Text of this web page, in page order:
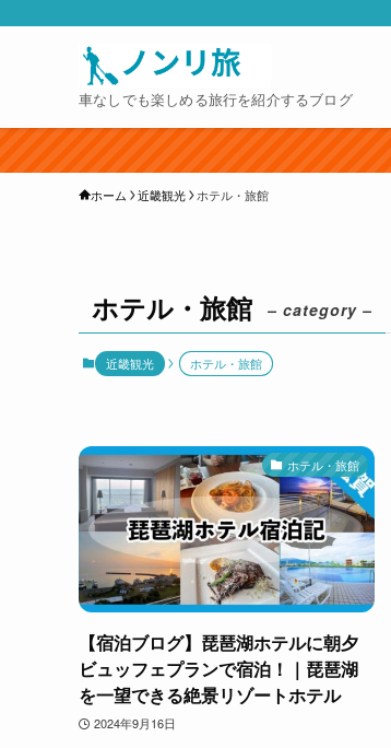
車なしでも楽しめる旅行を紹介するブログ
ホーム 近畿観光 ホテル・旅館
ホテル・旅館 – category –
近畿観光 ホテル・旅館
ホテル・旅館
【宿泊ブログ】琵琶湖ホテルに朝夕
ビュッフェプランで宿泊！｜琵琶湖
を一望できる絶景リゾートホテル
2024年9月16日